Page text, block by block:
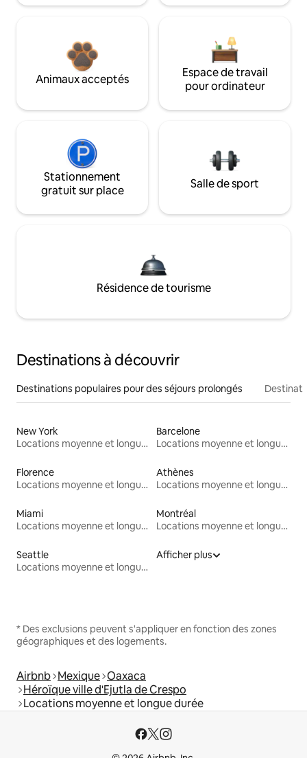
Animaux acceptés
Espace de travail
pour ordinateur
Stationnement
gratuit sur place
Salle de sport
Résidence de tourisme
Destinations à découvrir
Destinations populaires pour des séjours prolongés
New York
Locations moyenne et longue durée
Barcelone
Locations moyenne et longue durée
Florence
Locations moyenne et longue durée
Athènes
Locations moyenne et longue durée
Miami
Locations moyenne et longue durée
Montréal
Locations moyenne et longue durée
Seattle
Locations moyenne et longue durée
Afficher plus
* Des exclusions peuvent s'appliquer en fonction des zones
géographiques et des logements.
Airbnb Mexique Oaxaca
Héroïque ville d'Ejutla de Crespo
Locations moyenne et longue durée